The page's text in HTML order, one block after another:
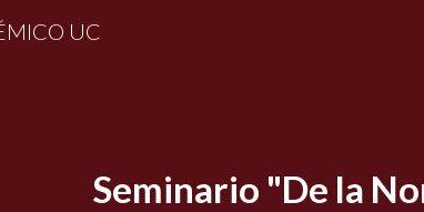
UC
Seminario "De la